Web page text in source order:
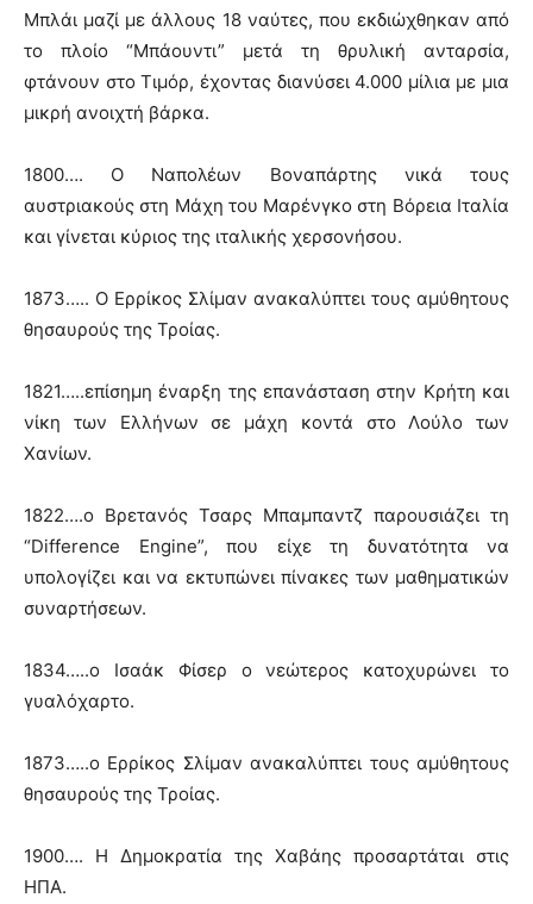
Μπλάι μαζί με άλλους 18 ναύτες, που εκδιώχθηκαν από
το πλοίο “Μπάουντι” μετά τη θρυλική ανταρσία,
φτάνουν στο Τιμόρ, έχοντας διανύσει 4.000 μίλια με μια
μικρή ανοιχτή βάρκα.
1800…. Ο Ναπολέων Βοναπάρτης νικά τους
αυστριακούς στη Μάχη του Μαρένγκο στη Βόρεια Ιταλία
και γίνεται κύριος της ιταλικής χερσονήσου.
1873….. Ο Ερρίκος Σλίμαν ανακαλύπτει τους αμύθητους
θησαυρούς της Τροίας.
1821…..επίσημη έναρξη της επανάσταση στην Κρήτη και
νίκη των Ελλήνων σε μάχη κοντά στο Λούλο των
Χανίων.
1822….ο Βρετανός Τσαρς Μπαμπαντζ παρουσιάζει τη
“Difference Engine”, που είχε τη δυνατότητα να
υπολογίζει και να εκτυπώνει πίνακες των μαθηματικών
συναρτήσεων.
1834…..ο Ισαάκ Φίσερ ο νεώτερος κατοχυρώνει το
γυαλόχαρτο.
1873…..ο Ερρίκος Σλίμαν ανακαλύπτει τους αμύθητους
θησαυρούς της Τροίας.
1900…. Η Δημοκρατία της Χαβάης προσαρτάται στις
ΗΠΑ.